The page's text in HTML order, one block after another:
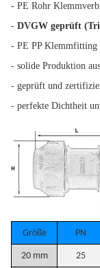
- PE Rohr
- DVGW geprüft
- PE PP Klemmfitting
- solide Produktion
- geprüft und
- perfekte Dichtheit
Größe PN
20 mm 25